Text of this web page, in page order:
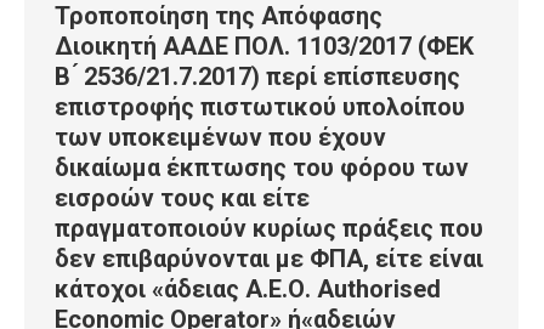
Τροποποίηση της Απόφασης
Διοικητή ΑΑΔΕ ΠΟΛ. 1103/2017 (ΦΕΚ
Β ́ 2536/21.7.2017) περί επίσπευσης
επιστροφής πιστωτικού υπολοίπου
των υποκειμένων που έχουν
δικαίωμα έκπτωσης του φόρου των
εισροών τους και είτε
πραγματοποιούν κυρίως πράξεις που
δεν επιβαρύνονται με ΦΠΑ, είτε είναι
κάτοχοι «άδειας Α.Ε.Ο. Authorised
Economic Operator» ή«αδειών